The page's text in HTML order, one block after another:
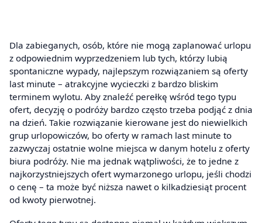
Dla zabieganych, osób, które nie mogą zaplanować urlopu
z odpowiednim wyprzedzeniem lub tych, którzy lubią
spontaniczne wypady, najlepszym rozwiązaniem są oferty
last minute – atrakcyjne wycieczki z bardzo bliskim
terminem wylotu. Aby znaleźć perełkę wśród tego typu
ofert, decyzję o podróży bardzo często trzeba podjąć z dnia
na dzień. Takie rozwiązanie kierowane jest do niewielkich
grup urlopowiczów, bo oferty w ramach last minute to
zazwyczaj ostatnie wolne miejsca w danym hotelu z oferty
biura podróży. Nie ma jednak wątpliwości, że to jedne z
najkorzystniejszych ofert wymarzonego urlopu, jeśli chodzi
o cenę – ta może być niższa nawet o kilkadziesiąt procent
od kwoty pierwotnej.